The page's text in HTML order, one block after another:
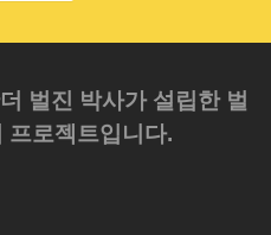
벌진 박사가 설립한 벌
프로젝트입니다.